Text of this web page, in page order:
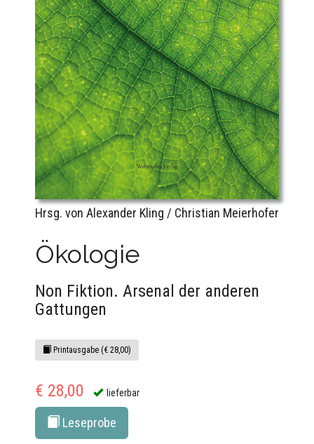
Hrsg. von Alexander Kling / Christian Meierhofer
Ökologie
Non Fiktion. Arsenal der anderen
Gattungen
Printausgabe (€ 28,00)
€ 28,00 lieferbar
Leseprobe